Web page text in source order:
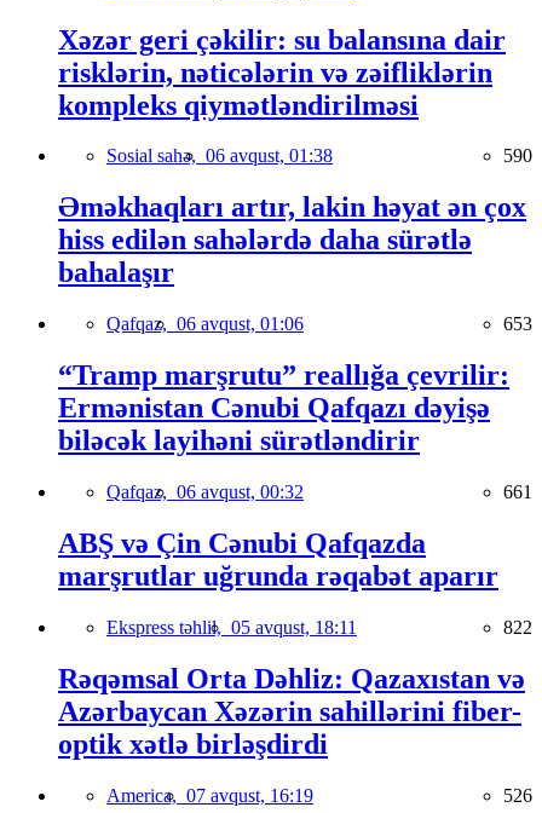
Xəzər geri çəkilir: su balansına dair
risklərin, nəticələrin və zəifliklərin
kompleks qiymətləndirilməsi
Sosial sahə, 06 avqust, 01:38 590
Əməkhaqları artır, lakin həyat ən çox
hiss edilən sahələrdə daha sürətlə
bahalaşır
Qafqaz, 06 avqust, 01:06 653
“Tramp marşrutu” reallığa çevrilir:
Ermənistan Cənubi Qafqazı dəyişə
biləcək layihəni sürətləndirir
Qafqaz, 06 avqust, 00:32 661
ABŞ və Çin Cənubi Qafqazda
marşrutlar uğrunda rəqabət aparır
Ekspress təhlil, 05 avqust, 18:11 822
Rəqəmsal Orta Dəhliz: Qazaxıstan və
Azərbaycan Xəzərin sahillərini fiber-
optik xətlə birləşdirdi
America, 07 avqust, 16:19 526